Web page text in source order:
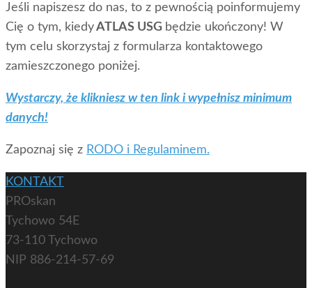
Jeśli napiszesz do nas, to z pewnością poinformujemy
Cię o tym, kiedyATLAS USG będzie ukończony! W
tym celu skorzystaj z formularza kontaktowego
zamieszczonego poniżej.
Wystarczy, że klikniesz w ten link i wypełnisz minimum
danych!
Zapoznaj się z RODO i Regulaminem.
KONTAKT
PROskan
Tychowo 54E
73-110 Tychowo
NIP 886-214-57-69